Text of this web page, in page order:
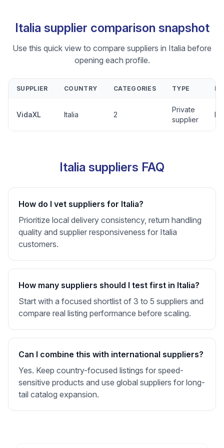
Italia supplier comparison snapshot
Use this quick view to compare suppliers in Italia before
opening each profile.
SUPPLIER COUNTRY CATEGORIES TYPE
VidaXL Italia 2
Private
supplier
No
Italia suppliers FAQ
How do I vet suppliers for Italia?
Prioritize local delivery consistency, return handling
quality and supplier responsiveness for Italia
customers.
How many suppliers should I test first in Italia?
Start with a focused shortlist of 3 to 5 suppliers and
compare real listing performance before scaling.
Can I combine this with international suppliers?
Yes. Keep country-focused listings for speed-
sensitive products and use global suppliers for long-
tail catalog expansion.